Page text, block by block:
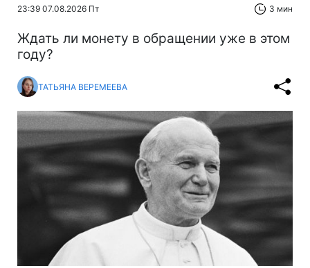
23:39 07.08.2026 Пт 3 мин
Ждать ли монету в обращении уже в этом
году?
ТАТЬЯНА ВЕРЕМЕЕВА